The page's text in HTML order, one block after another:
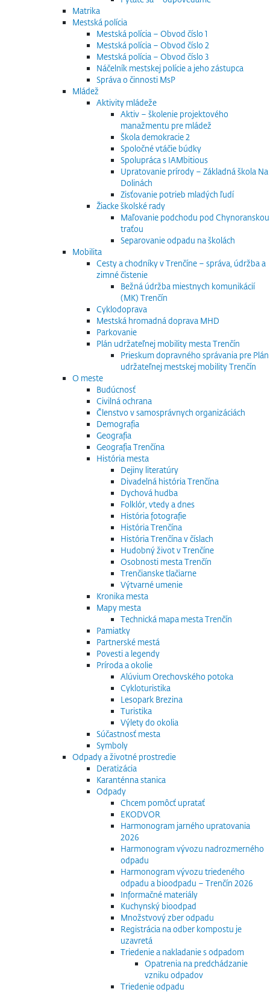
Matrika
Mestská polícia
Mestská polícia – Obvod číslo 1
Mestská polícia – Obvod číslo 2
Mestská polícia – Obvod číslo 3
Náčelník mestskej polície a jeho zástupca
Správa o činnosti MsP
Mládež
Aktivity mládeže
Aktiv – školenie projektového
manažmentu pre mládež
Škola demokracie 2
Spoločné vtáčie búdky
Spolupráca s IAMbitious
Upratovanie prírody – Základná škola Na
Dolinách
Zisťovanie potrieb mladých ľudí
Žiacke školské rady
Maľovanie podchodu pod Chynoranskou
traťou
Separovanie odpadu na školách
Mobilita
Cesty a chodníky v Trenčíne – správa, údržba a
zimné čistenie
Bežná údržba miestnych komunikácií
(MK) Trenčín
Cyklodoprava
Mestská hromadná doprava MHD
Parkovanie
Plán udržateľnej mobility mesta Trenčín
Prieskum dopravného správania pre Plán
udržateľnej mestskej mobility Trenčín
O meste
Budúcnosť
Civilná ochrana
Členstvo v samosprávnych organizáciách
Demografia
Geografia
Geografia Trenčína
História mesta
Dejiny literatúry
Divadelná história Trenčína
Dychová hudba
Folklór, vtedy a dnes
História fotografie
História Trenčína
História Trenčína v číslach
Hudobný život v Trenčíne
Osobnosti mesta Trenčín
Trenčianske tlačiarne
Výtvarné umenie
Kronika mesta
Mapy mesta
Technická mapa mesta Trenčín
Pamiatky
Partnerské mestá
Povesti a legendy
Príroda a okolie
Alúvium Orechovského potoka
Cykloturistika
Lesopark Brezina
Turistika
Výlety do okolia
Súčastnosť mesta
Symboly
Odpady a životné prostredie
Deratizácia
Karanténna stanica
Odpady
Chcem pomôcť upratať
EKODVOR
Harmonogram jarného upratovania
2026
Harmonogram vývozu nadrozmerného
odpadu
Harmonogram vývozu triedeného
odpadu a bioodpadu – Trenčín 2026
Informačné materiály
Kuchynský bioodpad
Množstvový zber odpadu
Registrácia na odber kompostu je
uzavretá
Triedenie a nakladanie s odpadom
Opatrenia na predchádzanie
vzniku odpadov
Triedenie odpadu